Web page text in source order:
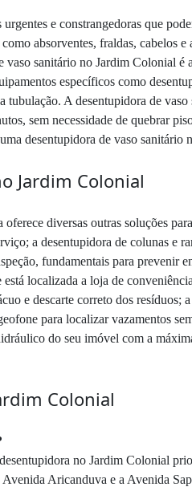
e constrangedoras que
absorventes, fraldas, cabelos
sanitário no Jardim Colonial é
específicos como
A desentupidora de
sem necessidade de quebrar
desentupidora de vaso sanitário
Jardim Colonial
diversas outras soluções
a desentupidora de colunas e
fundamentais para prevenir
localizada a loja de
e descarte correto dos resíduos;
para localizar vazamentos
do seu imóvel com a
Colonial
no Jardim Colonial
Aricanduva e a Avenida